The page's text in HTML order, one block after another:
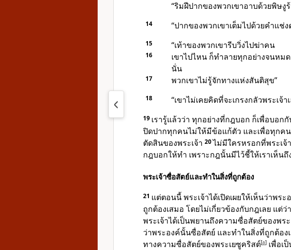
“ริมฝีปากของพวกเขาอาบด้วยพิษงูร้
14 “ปากของพวกเขาเต็มไปด้วยคำแช่
15 “เท้าของพวกเขารีบวิ่งไปฆ่าคน
16
เขาไปไหน ก็ทำลายทุกอย่างจนหม
นั่น
17 พวกเขาไม่รู้จักทางแห่งสันติสุข”
18 “เขาไม่เคยคิดที่จะเกรงกลัวพระเจ้า
19 เรารู้แล้วว่า ทุกอย่างที่กฎบอก ก็เพื่อบอก
ปิดปากทุกคนไม่ให้มีข้อแก้ตัว และเพื่อทุกค
ตัดสินของพระเจ้า 20ไม่มีใครหรอกที่พระเจ้
กฎบอกให้ทำ เพราะกฎนั้นมีไว้ชี้ให้เราเห็นถึ
พระเจ้าซื่อสัตย์และทำในสิ่งที่ถูกต้อง
21 แต่ตอนนี้ พระเจ้าได้เปิดเผยให้เห็นว่าพร
ถูกต้องเสมอ โดยไม่เกี่ยวข้องกับกฎเลย แต่
พระเจ้าได้เป็นพยานถึงความซื่อสัตย์ของพร
ว่าพระองค์นั้นซื่อสัตย์ และทำในสิ่งที่ถูกต้อง
ทางความซื่อสัตย์ของพระเยซูคริสต์[a] เพื่อเ